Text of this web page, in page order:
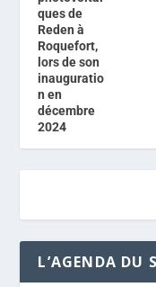
L’AGENDA DU